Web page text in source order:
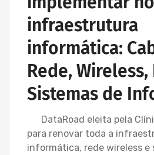
infraestrutura
informática:
Rede,
Sistemas de
DataRoad eleita pela
para renovar toda a
informática, rede wireless e